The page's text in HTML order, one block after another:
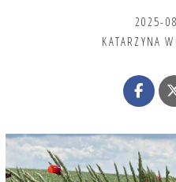
2025-
KATARZYNA